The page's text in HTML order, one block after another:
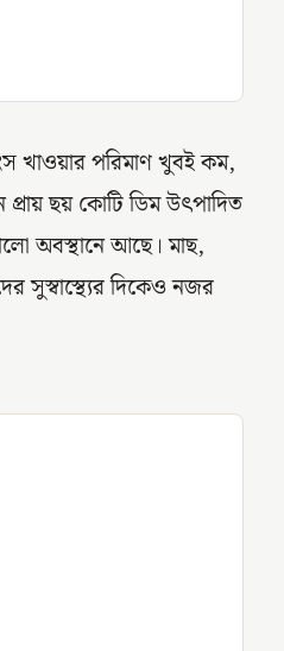
খাওয়ার পরিমাণ খুবই কম,
প্রায় ছয় কোটি ডিম উৎপাদিত
অবস্থানে আছে। মাছ,
সুস্বাস্থ্যের দিকেও নজর